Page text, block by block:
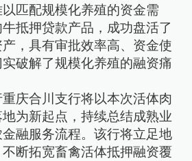
匹配规模化养殖的资金需
抵押贷款产品，成功盘活了
，具有审批效率高、资金使
破解了规模化养殖的融资痛
庆合川支行将以本次活体肉
为新起点，持续总结成熟业
融服务流程。该行将立足地
断拓宽畜禽活体抵押融资覆